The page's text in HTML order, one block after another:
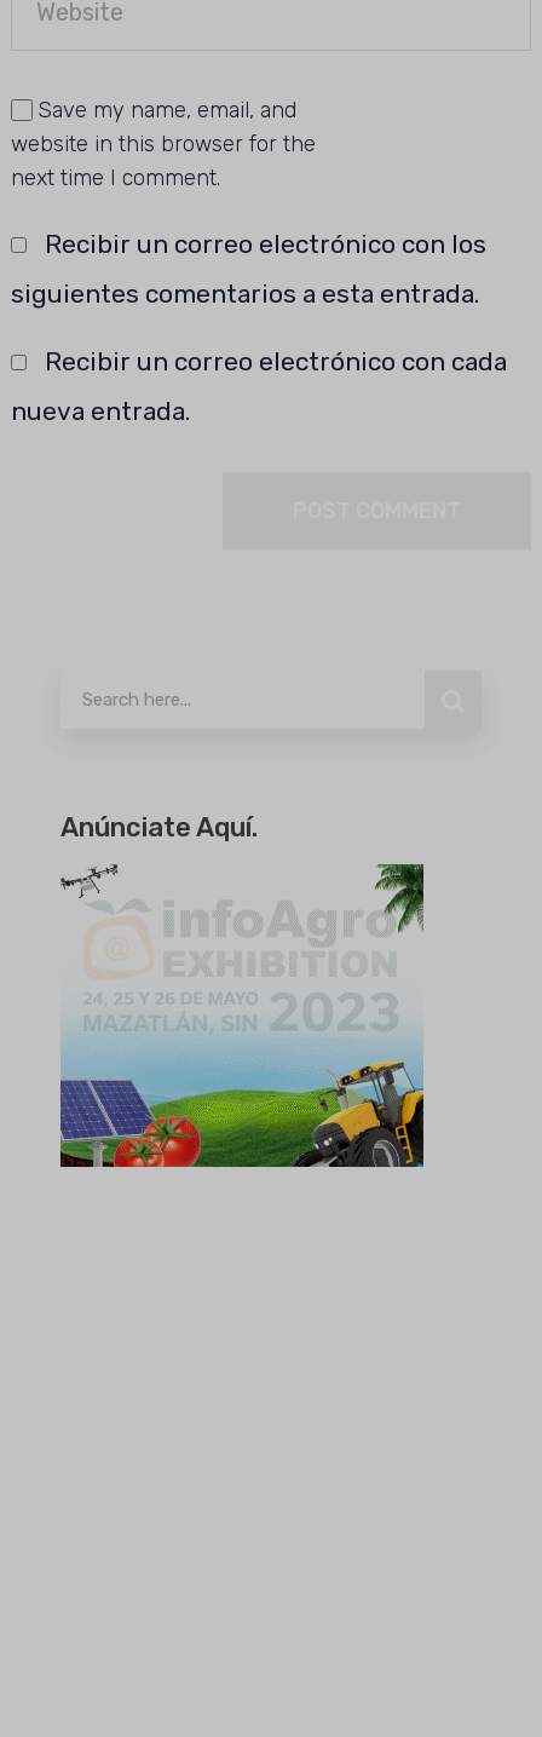
Save my name, email, and
website in this browser for the
next time I comment.
Recibir un correo electrónico con los
siguientes comentarios a esta entrada.
Recibir un correo electrónico con cada
nueva entrada.
Anúnciate Aquí.